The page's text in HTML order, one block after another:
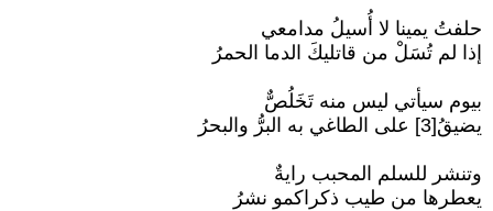
حلفتُ يمينا لا أُسيلُ مدامعي
إذا لم تُسَلْ من قاتليكَ الدما الحمرُ
بيوم سيأتي ليس منه تَخَلُصٌّ
يضيقُ[3] على الطاغي به البرُّ والبحرُ
وتنشر للسلم المحبب رايةٌ
يعطرها من طيب ذكراكمو نشرُ